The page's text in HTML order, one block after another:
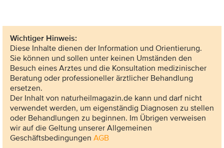
Wichtiger Hinweis:
Diese Inhalte dienen der Information und Orientierung.
Sie können und sollen unter keinen Umständen den
Besuch eines Arztes und die Konsultation medizinischer
Beratung oder professioneller ärztlicher Behandlung
ersetzen.
Der Inhalt von naturheilmagazin.de kann und darf nicht
verwendet werden, um eigenständig Diagnosen zu stellen
oder Behandlungen zu beginnen. Im Übrigen verweisen
wir auf die Geltung unserer Allgemeinen
Geschäftsbedingungen AGB